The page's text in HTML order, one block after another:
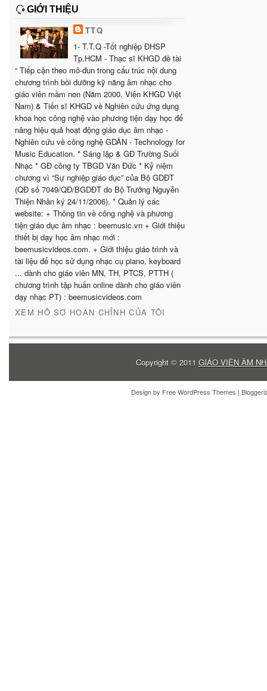
GIỚI THIỆU
TTQ
1- T.T.Q -Tốt nghiệp ĐHSP
Tp.HCM - Thạc sĩ KHGD đề tài
“ Tiếp cận theo mô-đun trong cấu trúc nội dung
chương trình bồi dưỡng kỹ năng âm nhạc cho
giáo viên mầm non (Năm 2000, Viện KHGD Việt
Nam) & Tiến sĩ KHGD về Nghiên cứu ứng dụng
khoa học công nghệ vào phương tiện dạy học để
nâng hiệu quả hoạt động giáo dục âm nhạc -
Nghiên cứu về công nghệ GDÂN - Technology for
Music Education. * Sáng lập & GĐ Trường Suối
Nhạc * GĐ công ty TBGD Văn Đức * Kỷ niệm
chương vì “Sự nghiệp giáo dục” của Bộ GDĐT
(QĐ số 7049/QĐ/BGDĐT do Bộ Trưởng Nguyễn
Thiện Nhân ký 24/11/2006). * Quản lý các
website: + Thông tin về công nghệ và phương
tiện giáo dục âm nhạc : beemusic.vn + Giới thiệu
thiết bị dạy học âm nhạc mới :
beemusicvideos.com. + Giới thiệu giáo trình và
tài liệu để học sử dụng nhạc cụ piano, keyboard
... dành cho giáo viên MN, TH, PTCS, PTTH (
chương trình tập huấn online dành cho giáo viên
dạy nhạc PT) : beemusicvideos.com
XEM HỒ SƠ HOÀN CHỈNH CỦA TÔI
Copyright © 2011 GIÁO VIÊN ÂM
Design by Free WordPress Themes |